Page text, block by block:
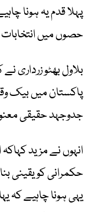
پہلا قدم یہ ہونا
حصوں میں
بلاول بھٹو زرداری
پاکستان میں بیک
جدوجہد حقیقی
انہوں نے مزید
حکمرانی کو یقینی
یہی ہونا چاہیے کہ